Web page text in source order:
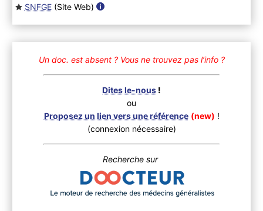
SNFGE(Site Web)
Un doc. est absent ? Vous ne trouvez pas l’info ?
Dites le-nous !
ou
Proposez un lien vers une référence (new) !
(connexion nécessaire)
Recherche sur